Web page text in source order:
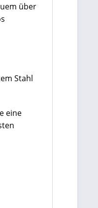
über
Stahl
eine